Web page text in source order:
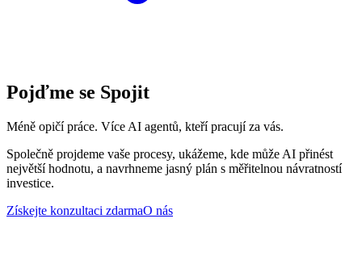
Pojďme se Spojit
Méně opičí práce. Více AI agentů, kteří pracují za vás.
Společně projdeme vaše procesy, ukážeme, kde může AI přinést
největší hodnotu, a navrhneme jasný plán s měřitelnou návratností
investice.
Získejte konzultaci zdarmaO nás